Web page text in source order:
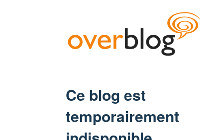
Ce blog est
temporairement